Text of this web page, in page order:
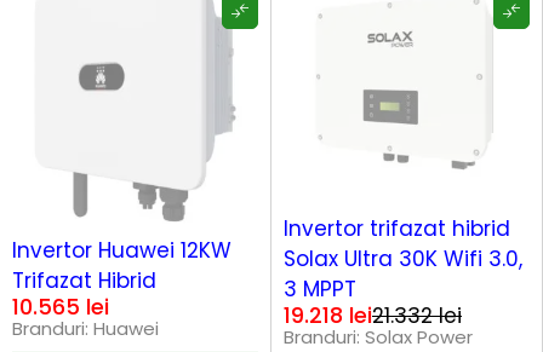
Invertor Huawei 12KW
Trifazat Hibrid
10.565 lei
Branduri: Huawei
SOLD OUT
Invertor trifazat hibrid
Solax Ultra 30K Wifi 3.0,
3 MPPT
21.332lei
19.218 lei
Branduri: Solax Power